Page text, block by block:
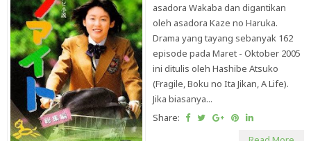
asadora Wakaba dan digantikan
oleh asadora Kaze no Haruka.
Drama yang tayang sebanyak 162
episode pada Maret - Oktober 2005
ini ditulis oleh Hashibe Atsuko
(Fragile, Boku no Ita Jikan, A Life).
Jika biasanya...
Share: